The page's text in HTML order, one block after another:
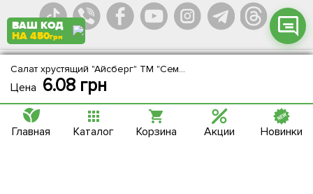
Салат хрустящий "Айсберг" ТМ "Семена Украины" 1г
Цена 6.08грн
Agromarket.Copyright © 2013-2026. Все права защищены
ВАШ КОД
НА 450грн
Главная Каталог Корзина Акции Новинки